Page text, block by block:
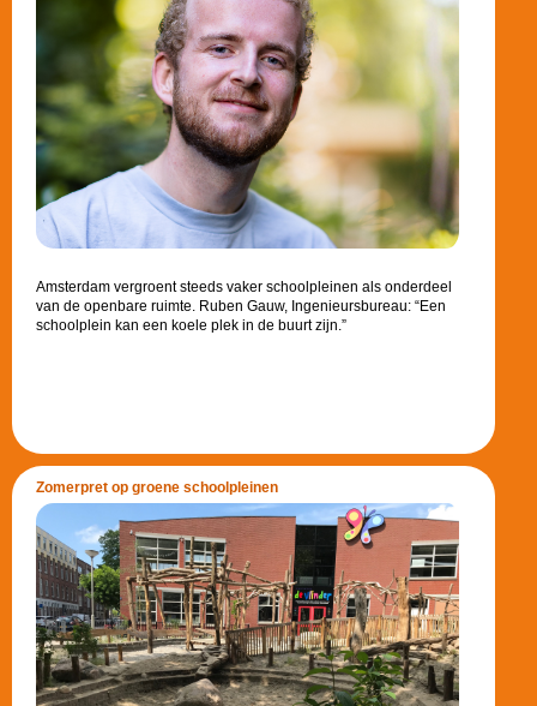
Amsterdam vergroent steeds vaker schoolpleinen als onderdeel
van de openbare ruimte. Ruben Gauw, Ingenieursbureau: “Een
schoolplein kan een koele plek in de buurt zijn.”
Zomerpret op groene schoolpleinen